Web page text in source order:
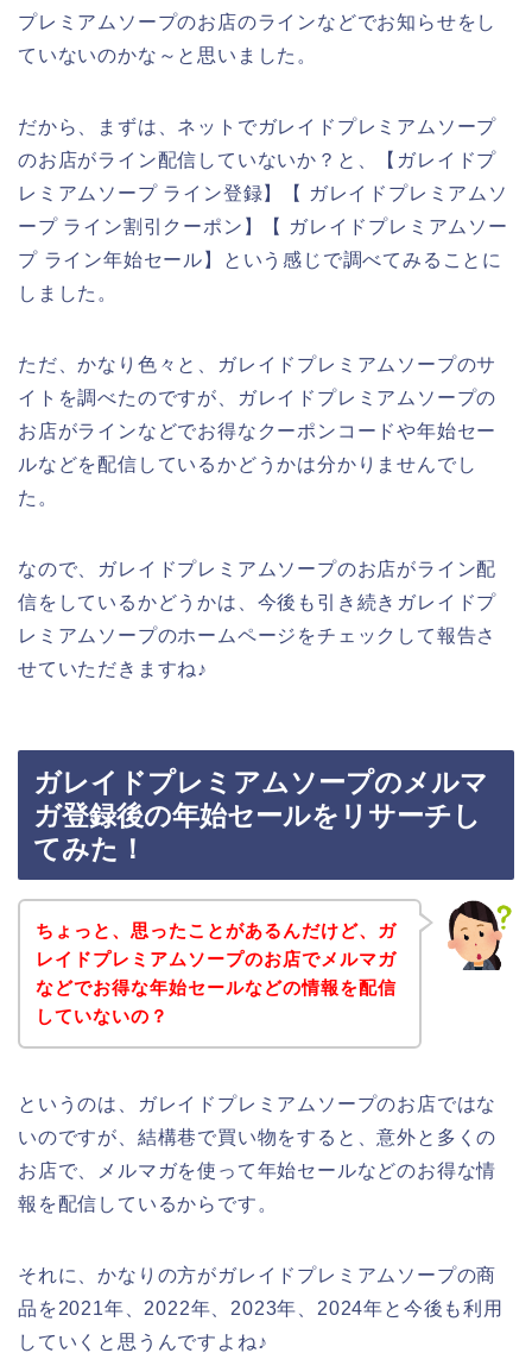
プレミアムソープのお店のラインなどでお知らせをし
ていないのかな～と思いました。
だから、まずは、ネットでガレイドプレミアムソープ
のお店がライン配信していないか？と、【ガレイドプ
レミアムソープ ライン登録】【 ガレイドプレミアムソ
ープ ライン割引クーポン】【 ガレイドプレミアムソー
プ ライン年始セール】という感じで調べてみることに
しました。
ただ、かなり色々と、ガレイドプレミアムソープのサ
イトを調べたのですが、ガレイドプレミアムソープの
お店がラインなどでお得なクーポンコードや年始セー
ルなどを配信しているかどうかは分かりませんでし
た。
なので、ガレイドプレミアムソープのお店がライン配
信をしているかどうかは、今後も引き続きガレイドプ
レミアムソープのホームページをチェックして報告さ
せていただきますね♪
ガレイドプレミアムソープのメルマ
ガ登録後の年始セールをリサーチし
てみた！
ちょっと、思ったことがあるんだけど、ガ
レイドプレミアムソープのお店でメルマガ
などでお得な年始セールなどの情報を配信
していないの？
というのは、ガレイドプレミアムソープのお店ではな
いのですが、結構巷で買い物をすると、意外と多くの
お店で、メルマガを使って年始セールなどのお得な情
報を配信しているからです。
それに、かなりの方がガレイドプレミアムソープの商
品を2021年、2022年、2023年、2024年と今後も利用
していくと思うんですよね♪